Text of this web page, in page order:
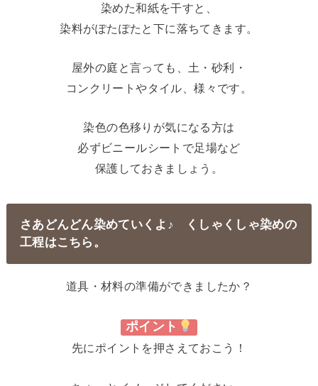
染めた和紙を干すと、
染料がぽたぽたと下に落ちてきます。
屋外の庭と言っても、土・砂利・
コンクリートやタイル、様々です。
染色の色移りが気になる方は
必ずビニールシートで足場など
保護しておきましょう。
さあどんどん染めていくよ♪ くしゃくしゃ染めの
工程はこちら。
道具・材料の準備ができましたか？
ポイント
先にポイントを押さえておこう！